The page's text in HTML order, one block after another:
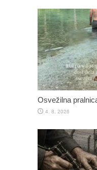
Osvežilna
4. 8. 2026